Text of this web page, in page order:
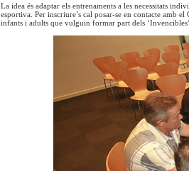
La idea és adaptar els entrenaments a les necessitats
esportiva. Per inscriure’s cal posar-se en contacte amb
infants i adults que vulguin formar part dels